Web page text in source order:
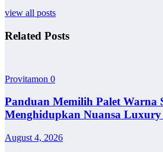
view all posts
Related Posts
Provitamon 0
Panduan Memilih Palet Warna
Menghidupkan Nuansa
August 4, 2026